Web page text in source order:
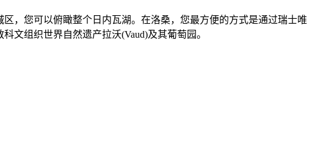
，您可以俯瞰整个日内瓦湖。在洛桑，您最方便的方式是通过瑞士唯
文组织世界自然遗产拉沃(Vaud)及其葡萄园。